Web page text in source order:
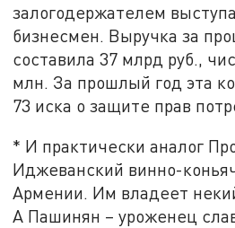
залогодержателем
бизнесмен. Выручка за
составила 37 млрд руб.,
млн. За прошлый год эта
73 иска о защите прав
* И практически аналог
Иджеванский винно-
Армении. Им владеет
А Пашинян – уроженец